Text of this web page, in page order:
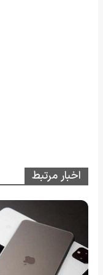
اخبار مرتبط